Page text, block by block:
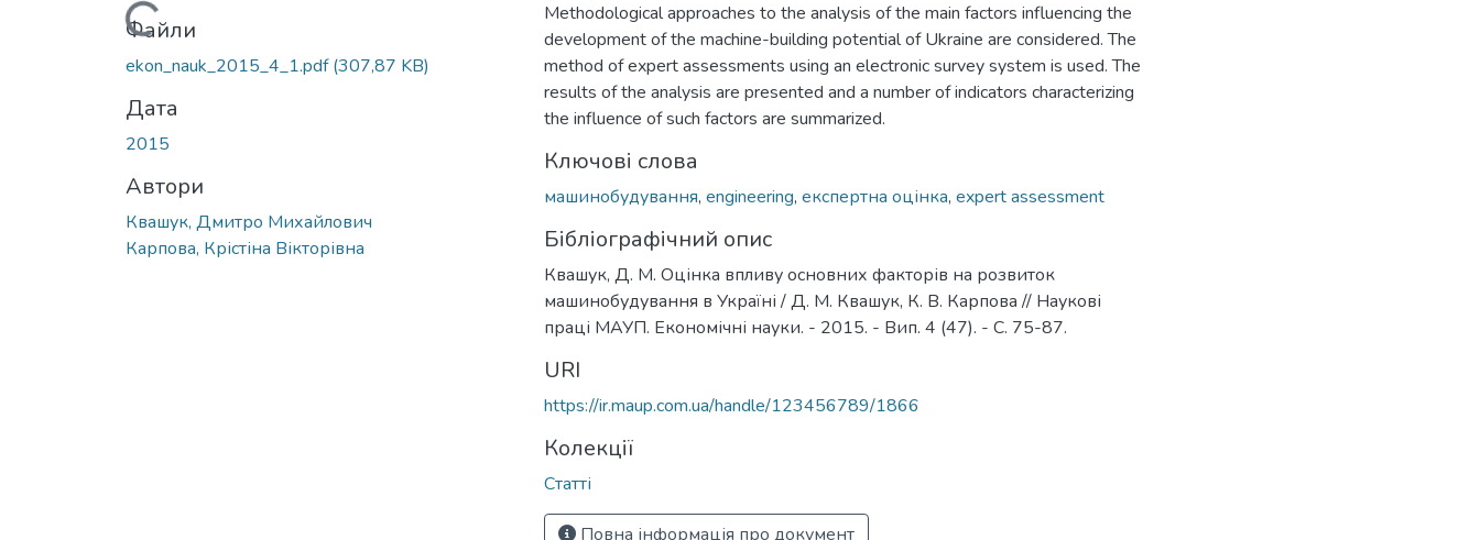
Вантажиться...
Файли
ekon_nauk_2015_4_1.pdf(307,87 KB)
Дата
2015
Автори
Квашук, Дмитро Михайлович
Карпова, Крістіна Вікторівна
Methodological approaches to the analysis of the main factors influencing the
development of the machine-building potential of Ukraine are considered. The
method of expert assessments using an electronic survey system is used. The
results of the analysis are presented and a number of indicators characterizing
the influence of such factors are summarized.
Ключові слова
машинобудування, engineering, експертна оцінка, expert assessment
Бібліографічний опис
Квашук, Д. М. Оцінка впливу основних факторів на розвиток
машинобудування в Україні / Д. М. Квашук, К. В. Карпова // Наукові
праці МАУП. Економічні науки. - 2015. - Вип. 4 (47). - С. 75-87.
URI
https://ir.maup.com.ua/handle/123456789/1866
Колекції
Статті
Повна інформація про документ